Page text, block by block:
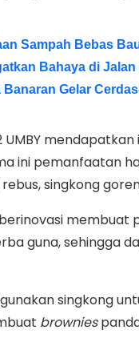
Sampah Bebas
Bahaya di
Banaran Gelar
UMBY
ini pemanfaatan
singkong
berinovasi
guna, sehingga
singkong
brownies